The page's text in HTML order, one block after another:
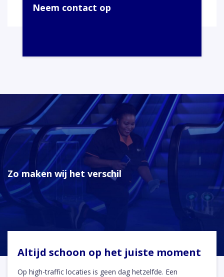
Neem contact op
Zo maken wij het verschil
Altijd schoon op het juiste moment
Op high-traffic locaties is geen dag hetzelfde. Een